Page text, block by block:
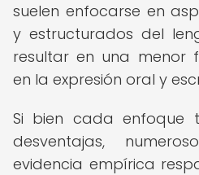
suelen enfocarse en
y estructurados del
resultar en una menor
en la expresión oral y
Si bien cada enfoque
desventajas,
evidencia empírica